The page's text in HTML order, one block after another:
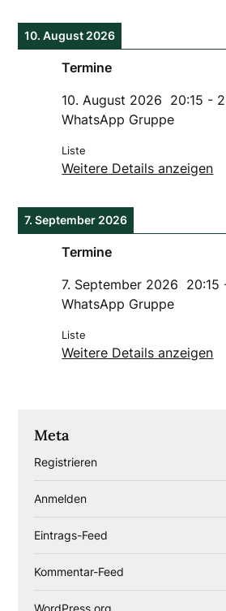
10. August 2026
Termine
10. August 2026 20:15 -
WhatsApp Gruppe
Liste
Weitere Details anzeigen
7. September 2026
Termine
7. September 2026 20:15
WhatsApp Gruppe
Liste
Weitere Details anzeigen
Meta
Registrieren
Anmelden
Eintrags-Feed
Kommentar-Feed